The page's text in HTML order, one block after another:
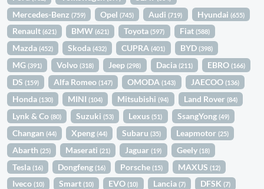
Mercedes-Benz(759) Opel(745) Audi(719) Hyundai (655)
Renault(621) BMW(621) Toyota(597) Fiat (588)
Mazda(452) Skoda(432) CUPRA(401) BYD (398)
MG(391) Volvo(318) Jeep(298) Dacia (211) EBRO (166)
DS(159) Alfa Romeo(147) OMODA(143) JAECOO (136)
Honda(130) MINI(104) Mitsubishi(94) Land Rover (84)
Lynk & Co(80) Suzuki(53) Lexus(51) SsangYong (49)
Changan(44) Xpeng(44) Subaru(35) Leapmotor (25)
Abarth(25) Maserati(21) Jaguar(19) Geely (18)
Tesla(16) Dongfeng(16) Porsche(15) MAXUS (12)
Iveco(10) Smart(10) EVO(10) Lancia (7) DFSK (7)